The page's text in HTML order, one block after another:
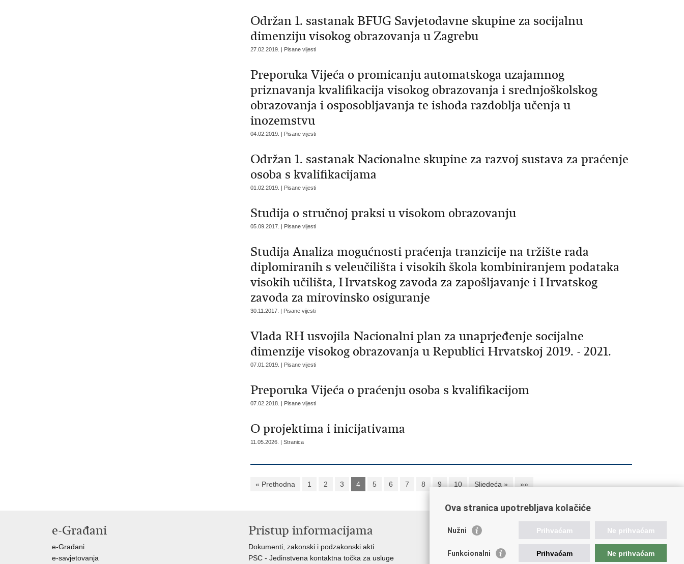
Održan 1. sastanak BFUG Savjetodavne skupine za socijalnu
dimenziju visokog obrazovanja u Zagrebu
27.02.2019. | Pisane vijesti
Preporuka Vijeća o promicanju automatskoga uzajamnog
priznavanja kvalifikacija visokog obrazovanja i srednjoškolskog
obrazovanja i osposobljavanja te ishoda razdoblja učenja u
inozemstvu
04.02.2019. | Pisane vijesti
Održan 1. sastanak Nacionalne skupine za razvoj sustava za praćenje
osoba s kvalifikacijama
01.02.2019. | Pisane vijesti
Studija o stručnoj praksi u visokom obrazovanju
05.09.2017. | Pisane vijesti
Studija Analiza mogućnosti praćenja tranzicije na tržište rada
diplomiranih s veleučilišta i visokih škola kombiniranjem podataka
visokih učilišta, Hrvatskog zavoda za zapošljavanje i Hrvatskog
zavoda za mirovinsko osiguranje
30.11.2017. | Pisane vijesti
Vlada RH usvojila Nacionalni plan za unaprjeđenje socijalne
dimenzije visokog obrazovanja u Republici Hrvatskoj 2019. - 2021.
07.01.2019. | Pisane vijesti
Preporuka Vijeća o praćenju osoba s kvalifikacijom
07.02.2018. | Pisane vijesti
O projektima i inicijativama
11.05.2026. | Stranica
« Prethodna 1 2 3 4 5 6 7 8 9 10 Sljedeća » »»
e-Građani
e-Građani
e-savjetovanja
Pristup informacijama
Dokumenti, zakonski i podzakonski akti
PSC - Jedinstvena kontaktna točka za usluge
Korisne poveznice
AZOO
Ova stranica upotrebljava kolačiće
Nužni Prihvaćam Ne prihvaćam
Funkcionalni Prihvaćam Ne prihvaćam